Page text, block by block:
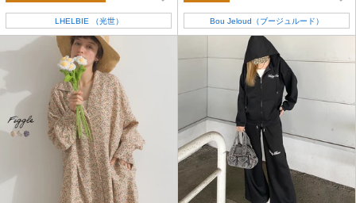
LHELBIE （光世） Bou Jeloud（ブージュルード）